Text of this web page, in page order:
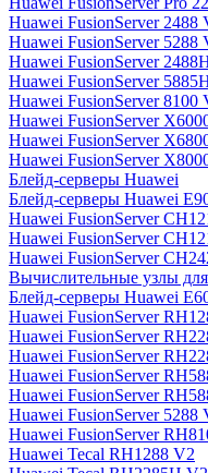
Huawei FusionServer 2488
Huawei FusionServer 5288
Huawei FusionServer
Huawei FusionServer
Huawei FusionServer 8100
Huawei FusionServer
Huawei FusionServer
Huawei FusionServer
Блейд-серверы Huawei
Блейд-серверы Huawei
Huawei FusionServer
Huawei FusionServer
Huawei FusionServer
Вычислительные узлы
Блейд-серверы Huawei
Huawei FusionServer
Huawei FusionServer
Huawei FusionServer
Huawei FusionServer
Huawei FusionServer
Huawei FusionServer 5288
Huawei FusionServer
Huawei Tecal RH1288 V2